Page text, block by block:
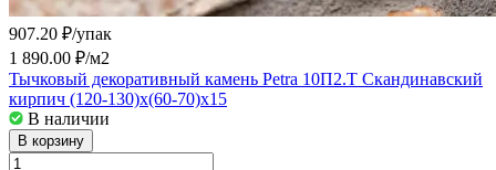
907.20 ₽/упак
1 890.00 ₽/м2
Тычковый декоративный камень Petra 10П2.Т Скандинавский
кирпич (120-130)х(60-70)х15
В наличии
В корзину